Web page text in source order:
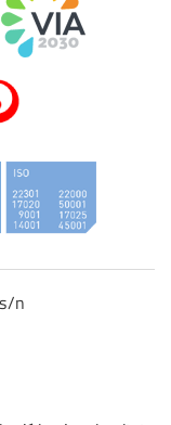
n